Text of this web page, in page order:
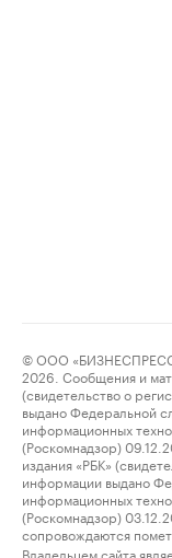
© ООО
2026. Сообщения и
(свидетельство о
выдано Федеральной
информационных
(Роскомнадзор)
издания «РБК»
информации выдано
информационных
(Роскомнадзор)
сопровождаются
Владельцем сайта